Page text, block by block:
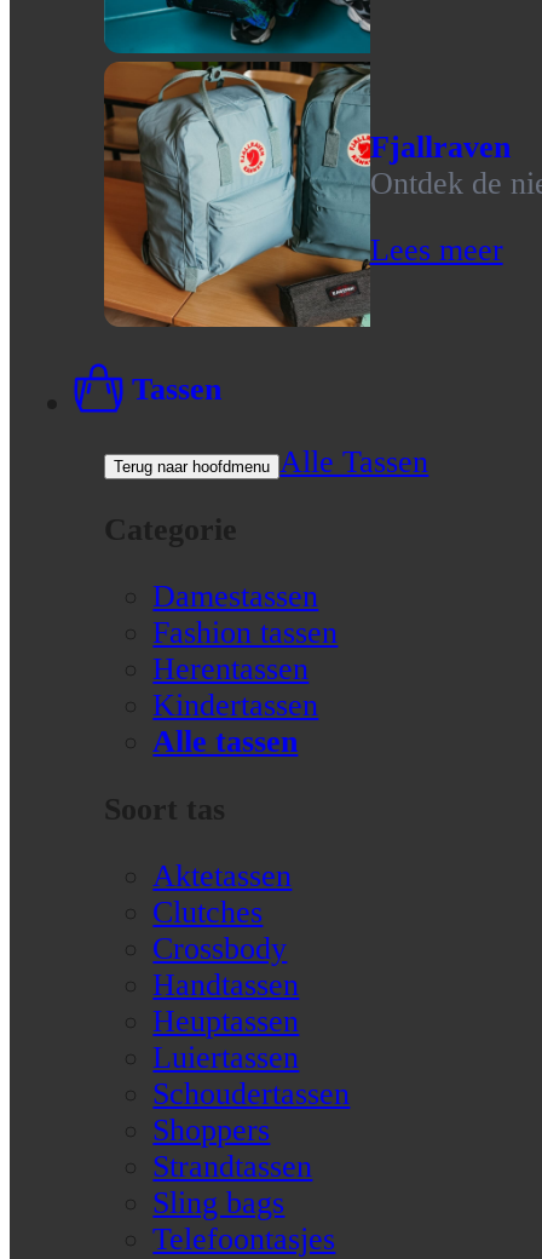
Fjallraven
Ontdek de
Lees meer
Tassen
Terug naar hoofdmenu Alle Tassen
Categorie
Damestassen
Fashion tassen
Herentassen
Kindertassen
Alle tassen
Soort tas
Aktetassen
Clutches
Crossbody
Handtassen
Heuptassen
Luiertassen
Schoudertassen
Shoppers
Strandtassen
Sling bags
Telefoontasjes